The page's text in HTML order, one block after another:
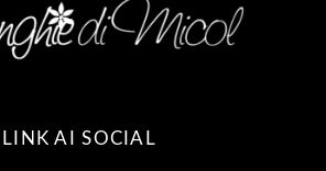
LINK AI SOCIAL